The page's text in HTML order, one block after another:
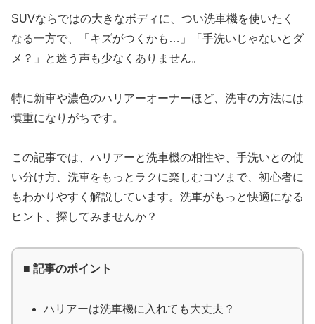
SUVならではの大きなボディに、つい洗車機を使いたく
なる一方で、「キズがつくかも…」「手洗いじゃないとダ
メ？」と迷う声も少なくありません。
特に新車や濃色のハリアーオーナーほど、洗車の方法には
慎重になりがちです。
この記事では、ハリアーと洗車機の相性や、手洗いとの使
い分け方、洗車をもっとラクに楽しむコツまで、初心者に
もわかりやすく解説しています。洗車がもっと快適になる
ヒント、探してみませんか？
■ 記事のポイント
ハリアーは洗車機に入れても大丈夫？